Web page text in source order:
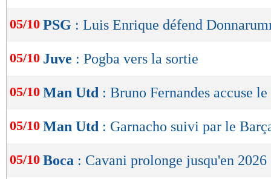
05/10 PSG : Luis Enrique défend
05/10 Juve : Pogba vers la sortie
05/10 Man Utd : Bruno Fernandes accuse
05/10 Man Utd : Garnacho suivi par le
05/10 Boca : Cavani prolonge jusqu'en